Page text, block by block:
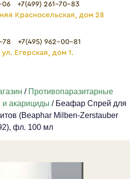
06
+7(499) 261-70-83
Красносельская, дом 28
78
+7(495) 962-00-81
ул. Егерская, дом 1.
/ Противопаразитарные
и акарициды / Беафар Спрей для
(Beaphar Milben-Zerstauber
фл. 100 мл